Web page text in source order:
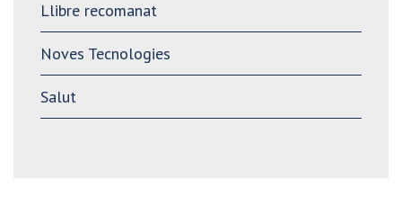
Llibre recomanat
Noves Tecnologies
Salut